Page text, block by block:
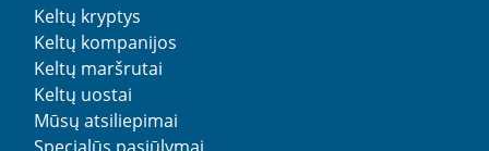
Keltų kryptys
Keltų kompanijos
Keltų maršrutai
Keltų uostai
Mūsų atsiliepimai